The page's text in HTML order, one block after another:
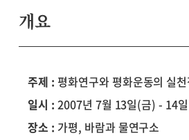
개요
주제 : 평화연구와 평화운동의 실
일시 : 2007년 7월 13일(금) - 14
장소 : 가평, 바람과 물연구소